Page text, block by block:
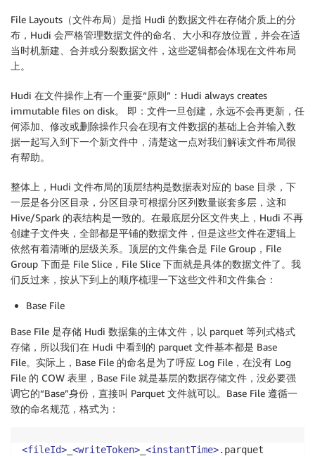
File Layouts（文件布局）是指 Hudi 的数据文件在存储介质上的分
布，Hudi 会严格管理数据文件的命名、大小和存放位置，并会在适
当时机新建、合并或分裂数据文件，这些逻辑都会体现在文件布局
上。
Hudi 在文件操作上有一个重要“原则”：Hudi always creates
immutable files on disk。 即：文件一旦创建，永远不会再更新，任
何添加、修改或删除操作只会在现有文件数据的基础上合并输入数
据一起写入到下一个新文件中，清楚这一点对我们解读文件布局很
有帮助。
整体上，Hudi 文件布局的顶层结构是数据表对应的 base 目录，下
一层是各分区目录，分区目录可根据分区列数量嵌套多层，这和
Hive/Spark 的表结构是一致的。在最底层分区文件夹上，Hudi 不再
创建子文件夹，全部都是平铺的数据文件，但是这些文件在逻辑上
依然有着清晰的层级关系。顶层的文件集合是 File Group，File
Group 下面是 File Slice，File Slice 下面就是具体的数据文件了。我
们反过来，按从下到上的顺序梳理一下这些文件和文件集合：
Base File
Base File 是存储 Hudi 数据集的主体文件，以 parquet 等列式格式
存储，所以我们在 Hudi 中看到的 parquet 文件基本都是 Base
File。实际上，Base File 的命名是为了呼应 Log File，在没有 Log
File 的 COW 表里，Base File 就是基层的数据存储文件，没必要强
调它的“Base”身份，直接叫 Parquet 文件就可以。Base File 遵循一
致的命名规范，格式为：
<fileId> <writeToken> <instantTime>.parquet